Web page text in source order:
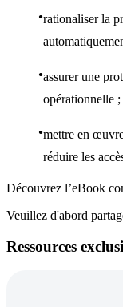
rationaliser la
assurer une
opérationnelle ;
mettre en
réduire les
Découvrez l’eBook
Veuillez d'abord
Ressources